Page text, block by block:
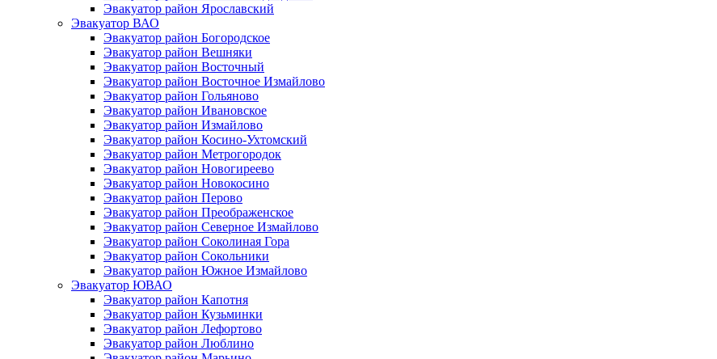
Эвакуатор район Ярославский
Эвакуатор ВАО
Эвакуатор район Богородское
Эвакуатор район Вешняки
Эвакуатор район Восточный
Эвакуатор район Восточное Измайлово
Эвакуатор район Гольяново
Эвакуатор район Ивановское
Эвакуатор район Измайлово
Эвакуатор район Косино-Ухтомский
Эвакуатор район Метрогородок
Эвакуатор район Новогиреево
Эвакуатор район Новокосино
Эвакуатор район Перово
Эвакуатор район Преображенское
Эвакуатор район Северное Измайлово
Эвакуатор район Соколиная Гора
Эвакуатор район Сокольники
Эвакуатор район Южное Измайлово
Эвакуатор ЮВАО
Эвакуатор район Капотня
Эвакуатор район Кузьминки
Эвакуатор район Лефортово
Эвакуатор район Люблино